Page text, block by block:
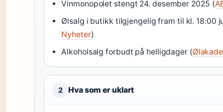
Vinmonopolet stengt 24. desember 2025 (
Ølsalg i butikk tilgjengelig fram til kl. 18:00
Nyheter)
Alkoholsalg forbudt på helligdager (
2 Hva som er uklart